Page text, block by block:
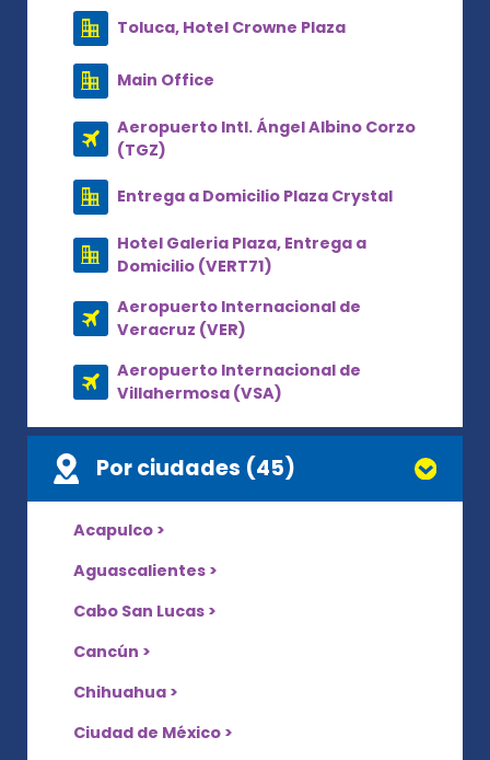
Toluca, Hotel Crowne Plaza
Main Office
Aeropuerto Intl. Ángel Albino Corzo
(TGZ)
Entrega a Domicilio Plaza Crystal
Hotel Galeria Plaza, Entrega a
Domicilio (VERT71)
Aeropuerto Internacional de
Veracruz (VER)
Aeropuerto Internacional de
Villahermosa (VSA)
Por ciudades (45)
Acapulco >
Aguascalientes >
Cabo San Lucas >
Cancún >
Chihuahua >
Ciudad de México >